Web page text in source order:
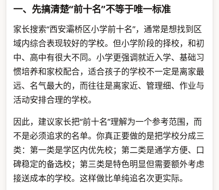
一、先搞清楚“前十名”不等于唯一标准
家长搜索“西安灞桥区小学前十名”，通常是想找到区
域内综合表现较好的学校。但小学阶段的择校，和初
中、高中有很大不同。小学更强调就近入学、基础习
惯培养和家校配合，适合孩子的学校不一定是离家最
远、名气最大的，而往往是离家近、管理细、作业与
活动安排合理的学校。
因此，建议家长把“前十名”理解为一个参考范围，而
不是必须追求的名单。你真正要做的是把学校分成三
类：第一类是学区内优先校；第二类是通学方便、口
碑稳定的备选校；第三类是特色明显但需要额外考虑
接送成本的学校。这样做比单纯追名次更实际。